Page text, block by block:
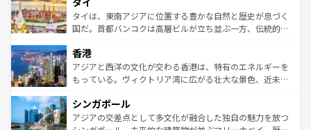
わってみてほしい。 なお、新着の韓国情報はコンテンツ一
覧を参照してほしい。
急速な発展と共に伝統が息づく。ハノイの古い町並みやホ
ーチミン市のフランス統治時代の建物も、独特の雰囲気を
醸し出している。また、バラエティの豊かさとおいしさで
とつ。フォーやバインミー、ベトナムコーヒーなどは、ぜ
ひ現地で味わいたい。どの地域を訪れてもあたたかい人々
が旅行者を迎えてくれるので、きっと忘れられない旅にな
参照してほしい。
タイは、東南アジアに位置する豊かな自然と歴史が息づく
国だ。首都バンコクは高層ビルが立ち並ぶ一方、伝統的な
の活気が交差している。北部ではチェンマイなどの山岳地
帯で自然と触れ合い、南部ではプーケットやクラビの美し
いビーチでリゾート気分を楽しむことができる。タイ料理
激する。気候は一年中温暖で、どの季節にも異なる楽しみ
が待っている。親しみやすいタイの人々、仏教を中心とし
香港
アジアと西洋の文化が交わる香港は、特有のエネルギーを
もっている。ヴィクトリア湾に広がる壮大な景色、近未来
み、どこを訪れても感動するはず。観光スポットが密集し
ており、効率よく見どころを回れるのも魅力。息をのむよ
シンガポール
アジアの交差点として多文化が融合した独自の魅力を放つ